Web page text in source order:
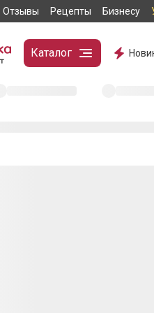
Отзывы Рецепты Бизнесу
Каталог